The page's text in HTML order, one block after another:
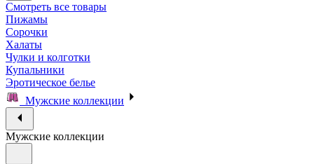
Смотреть все товары
Пижамы
Сорочки
Халаты
Чулки и колготки
Купальники
Эротическое белье
Мужские коллекции
Мужские коллекции